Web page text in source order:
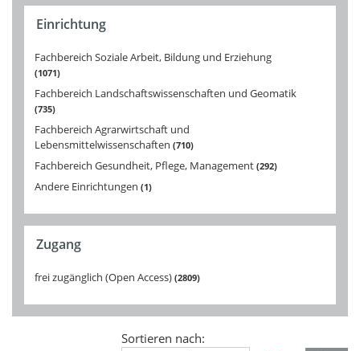
Einrichtung
Fachbereich Soziale Arbeit, Bildung und Erziehung
1071
Fachbereich Landschaftswissenschaften und Geomatik
735
Fachbereich Agrarwirtschaft und
Lebensmittelwissenschaften 710
Fachbereich Gesundheit, Pflege, Management 292
Andere Einrichtungen 1
Zugang
frei zugänglich (Open Access) 2809
Sortieren nach: